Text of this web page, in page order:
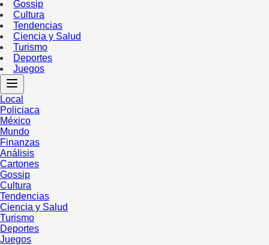
Gossip
Cultura
Tendencias
Ciencia y Salud
Turismo
Deportes
Juegos
Local
Policiaca
México
Mundo
Finanzas
Análisis
Cartones
Gossip
Cultura
Tendencias
Ciencia y Salud
Turismo
Deportes
Juegos